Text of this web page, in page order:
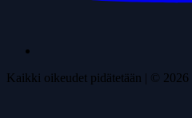
Kaikki oikeudet pidätetään | © 2026